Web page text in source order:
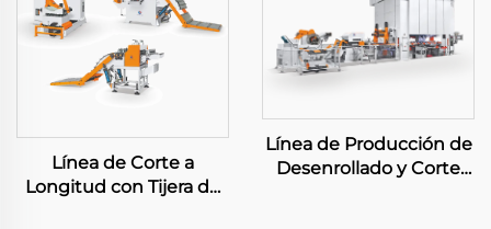
Línea de Corte a
Longitud con Tijera de
Línea de Producción de
Desenrollado y Corte